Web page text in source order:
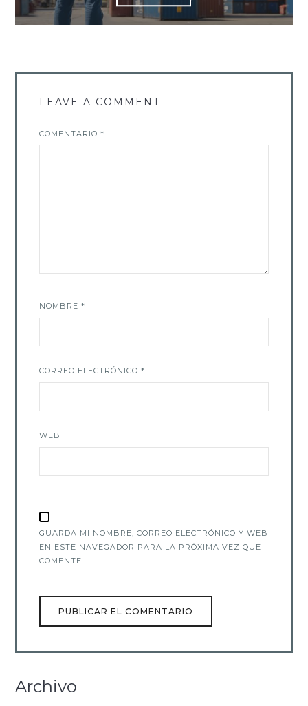
LEAVE A COMMENT
COMENTARIO*
NOMBRE*
CORREO ELECTRÓNICO*
WEB
GUARDA MI NOMBRE, CORREO ELECTRÓNICO Y WEB
EN ESTE NAVEGADOR PARA LA PRÓXIMA VEZ QUE
COMENTE.
Archivo